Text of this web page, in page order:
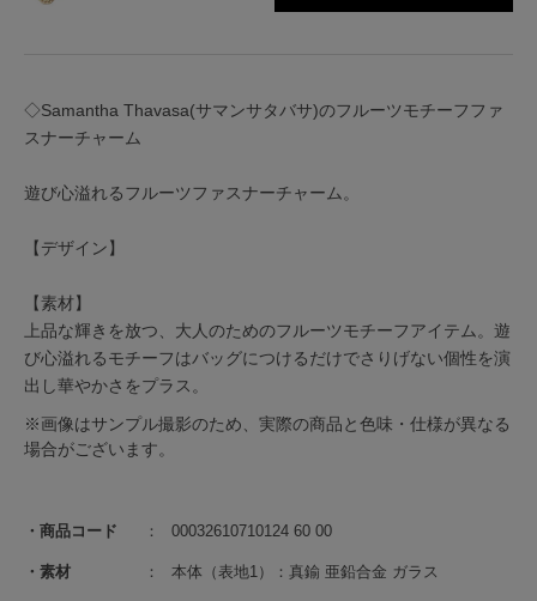
商品コード 00032610710124 60 00
素材 本体（表地1）：真鍮 亜鉛合金 ガラス
◇Samantha Thavasa(サマンサタバサ)のフルーツモチーフファ
スナーチャーム
遊び心溢れるフルーツファスナーチャーム。
【デザイン】
【素材】
上品な輝きを放つ、大人のためのフルーツモチーフアイテム。遊
び心溢れるモチーフはバッグにつけるだけでさりげない個性を演
出し華やかさをプラス。
※画像はサンプル撮影のため、実際の商品と色味・仕様が異なる
場合がございます。